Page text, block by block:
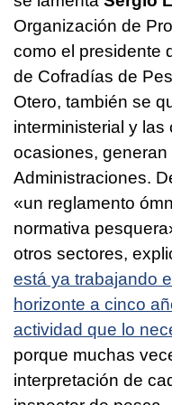
Organización de
como el presidente
de Cofradías de
Otero, también se
interministerial y
ocasiones, generan
Administraciones.
«un reglamento
normativa
otros sectores,
está ya trabajando
horizonte a cinco
actividad que lo
porque muchas
interpretación de